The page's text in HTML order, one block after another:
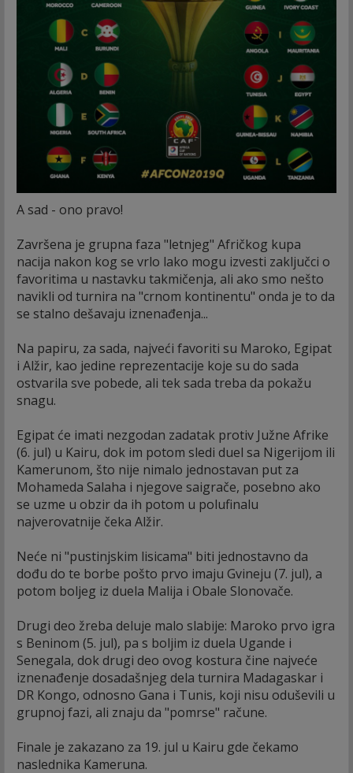
A sad - ono pravo!
Završena je grupna faza "letnjeg" Afričkog kupa
nacija nakon kog se vrlo lako mogu izvesti zaključci o
favoritima u nastavku takmičenja, ali ako smo nešto
navikli od turnira na "crnom kontinentu" onda je to da
se stalno dešavaju iznenađenja...
Na papiru, za sada, najveći favoriti su Maroko, Egipat
i Alžir, kao jedine reprezentacije koje su do sada
ostvarila sve pobede, ali tek sada treba da pokažu
snagu.
Egipat će imati nezgodan zadatak protiv Južne Afrike
(6. jul) u Kairu, dok im potom sledi duel sa Nigerijom ili
Kamerunom, što nije nimalo jednostavan put za
Mohameda Salaha i njegove saigrače, posebno ako
se uzme u obzir da ih potom u polufinalu
najverovatnije čeka Alžir.
Neće ni "pustinjskim lisicama" biti jednostavno da
dođu do te borbe pošto prvo imaju Gvineju (7. jul), a
potom boljeg iz duela Malija i Obale Slonovače.
Drugi deo žreba deluje malo slabije: Maroko prvo igra
s Beninom (5. jul), pa s boljim iz duela Ugande i
Senegala, dok drugi deo ovog kostura čine najveće
iznenađenje dosadašnjeg dela turnira Madagaskar i
DR Kongo, odnosno Gana i Tunis, koji nisu oduševili u
grupnoj fazi, ali znaju da "pomrse" račune.
Finale je zakazano za 19. jul u Kairu gde čekamo
naslednika Kameruna.